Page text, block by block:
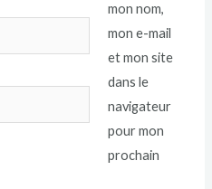
mon nom,
mon e-mail
et mon site
dans le
navigateur
pour mon
prochain